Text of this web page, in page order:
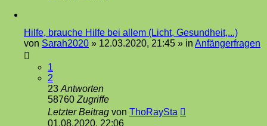
Hilfe, brauche Hilfe bei allem (Licht, Gesundheit,...)
von Sarah2020 » 12.03.2020, 21:45 » in Anfängerfragen
1
2
23 Antworten
58760 Zugriffe
Letzter Beitrag von ThoRaySta
01.08.2020, 22:06